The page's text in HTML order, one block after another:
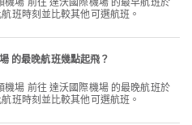
班時刻並比較其他可選航班。
的最晚航班幾點起飛？
班時刻並比較其他可選航班。